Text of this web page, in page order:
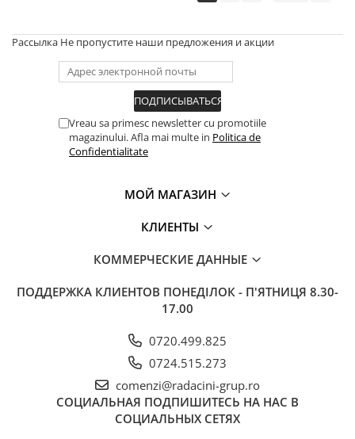
Рассылка Не пропустите наши предложения и акции
Vreau sa primesc newsletter cu promotiile
magazinului. Afla mai multe in Politica de
Confidentialitate
МОЙ МАГАЗИН
КЛИЕНТЫ
КОММЕРЧЕСКИЕ ДАННЫЕ
ПОДДЕРЖКА КЛИЕНТОВ ПОНЕДІЛОК - П'ЯТНИЦЯ 8.30-
17.00
0720.499.825
0724.515.273
comenzi@radacini-grup.ro
СОЦИАЛЬНАЯ ПОДПИШИТЕСЬ НА НАС В
СОЦИАЛЬНЫХ СЕТЯХ